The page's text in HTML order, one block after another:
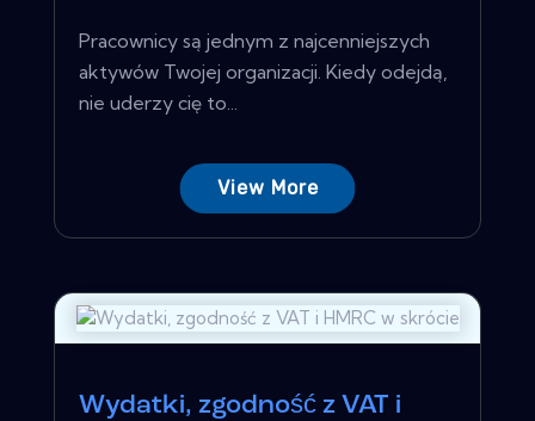
Pracownicy są jednym z najcenniejszych
aktywów Twojej organizacji. Kiedy odejdą,
nie uderzy cię to...
View More
Wydatki, zgodność z VAT i